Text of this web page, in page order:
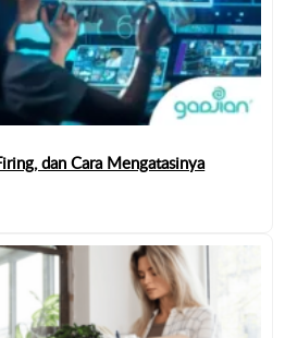
dan Cara Mengatasinya